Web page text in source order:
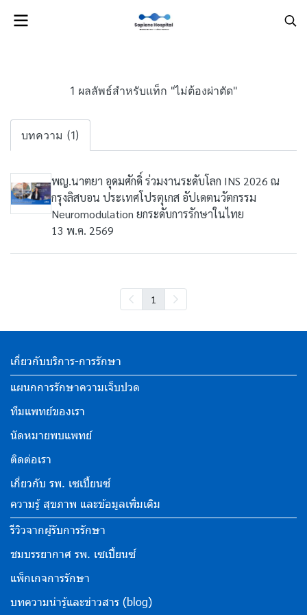
1 ผลลัพธ์สำหรับแท็ก "ไม่ต้องผ่าตัด"
บทความ (1)
พญ.นาตยา อุดมศักดิ์ ร่วมงานระดับโลก INS 2026 ณ
กรุงลิสบอน ประเทศโปรตุเกส อัปเดตนวัตกรรม
Neuromodulation ยกระดับการรักษาในไทย
13 พ.ค. 2569
1
เกี่ยวกับบริการ-การรักษา
แผนกการรักษาความเจ็บปวด
ทีมแพทย์ของเรา
นัดหมายพบแพทย์
ติดต่อเรา
เกี่ยวกับ รพ. เซเปี้ยนซ์
ความรู้ สุขภาพ และข้อมูลเพิ่มเติม
รีวิวจากผู้รับการรักษา
ชมบรรยากาศ รพ. เซเปี้ยนซ์
แพ็กเกจการรักษา
บทความน่ารู้และข่าวสาร (blog)